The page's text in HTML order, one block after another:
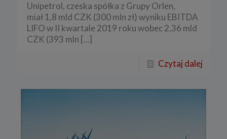
Unipetrol, czeska spółka z Grupy Orlen,
miał 1,8 mld CZK (300 mln zł) wyniku EBITDA
LIFO w II kwartale 2019 roku wobec 2,36 mld
CZK (393 mln […]
Czytaj dalej